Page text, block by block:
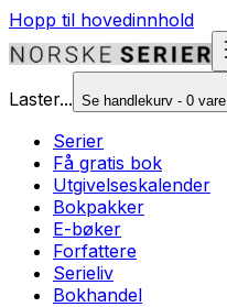
Hopp til hovedinnhold
Laster... Se handlekurv - 0 vare
Serier
Få gratis bok
Utgivelseskalender
Bokpakker
E-bøker
Forfattere
Serieliv
Bokhandel